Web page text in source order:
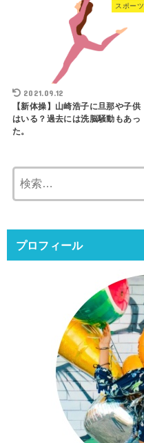
スポーツ
2021.09.12
【新体操】山崎浩子に旦那や子供
はいる？過去には洗脳騒動もあっ
た。
プロフィール